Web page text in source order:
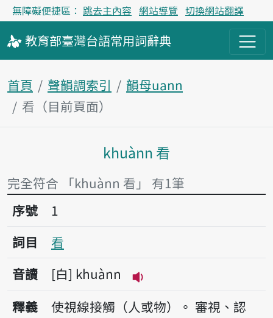
無障礙便捷區： 跳去主內容 網站導覽 切換網站翻譯
教育部臺灣台語常用詞辭典
首頁 聲韻調索引
韻母uann
看（目前頁面）
主內容區塊
khuànn 看
完全符合 「khuànn 看」 有1筆
序號1看
序號
1
詞目
看
音讀
白 khuànn
播放音讀khuànn
釋義 使視線接觸（人或物）。 審視、認